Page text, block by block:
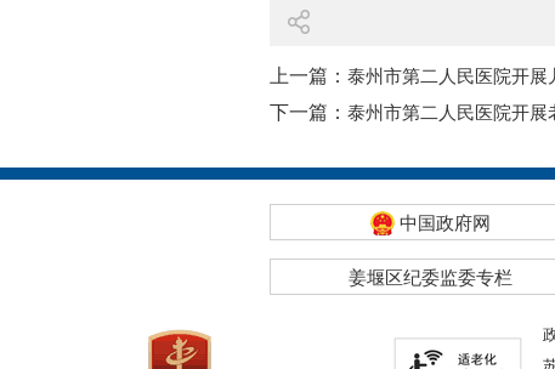
上一篇： 泰州市第二人民医院开展
下一篇： 泰州市第二人民医院开展
中国政府网
姜堰区纪委监委专栏